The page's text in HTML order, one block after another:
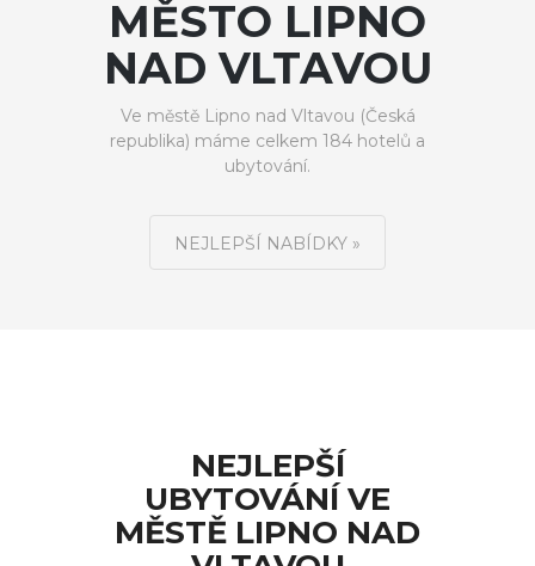
MĚSTO LIPNO
NAD VLTAVOU
Ve městě Lipno nad Vltavou (Česká
republika) máme celkem 184 hotelů a
ubytování.
NEJLEPŠÍ NABÍDKY »
NEJLEPŠÍ
UBYTOVÁNÍ VE
MĚSTĚ LIPNO NAD